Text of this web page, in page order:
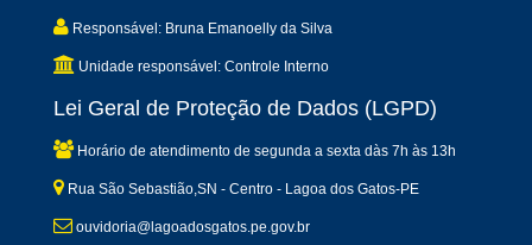
Responsável: Bruna Emanoelly da Silva
Unidade responsável: Controle Interno
Lei Geral de Proteção de Dados (LGPD)
Horário de atendimento de segunda a sexta dàs 7h às 13h
Rua São Sebastião,SN - Centro - Lagoa dos Gatos-PE
ouvidoria@lagoadosgatos.pe.gov.br